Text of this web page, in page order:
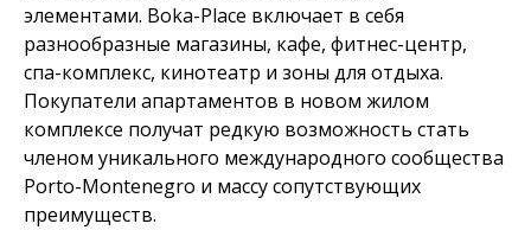
элементами. Boka-Place включает в себя
разнообразные магазины, кафе, фитнес-центр,
спа-комплекс, кинотеатр и зоны для отдыха.
Покупатели апартаментов в новом жилом
комплексе получат редкую возможность стать
членом уникального международного сообщества
Porto-Montenegro и массу сопутствующих
преимуществ.